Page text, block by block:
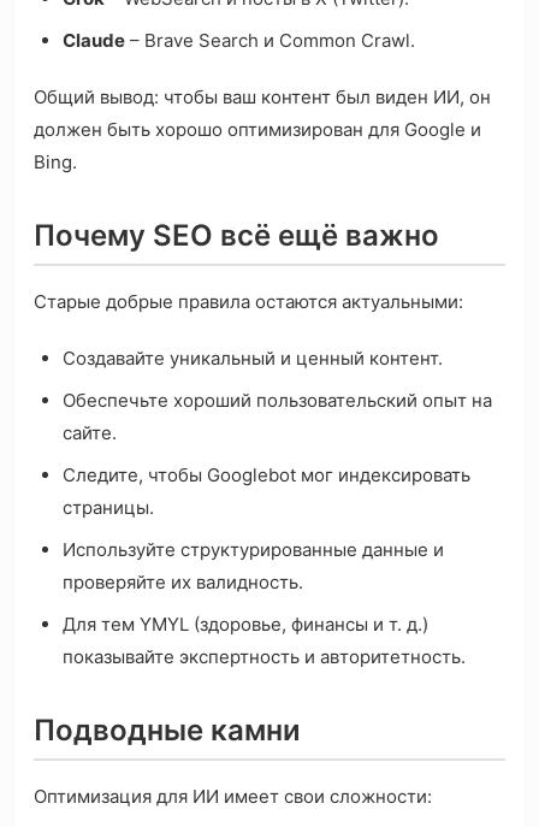
Claude – Brave Search и Common Crawl.
Общий вывод: чтобы ваш контент был виден ИИ, он
должен быть хорошо оптимизирован для Google и
Bing.
Почему SEO всё ещё важно
Старые добрые правила остаются актуальными:
Создавайте уникальный и ценный контент.
Обеспечьте хороший пользовательский опыт на
сайте.
Следите, чтобы Googlebot мог индексировать
страницы.
Используйте структурированные данные и
проверяйте их валидность.
Для тем YMYL (здоровье, финансы и т. д.)
показывайте экспертность и авторитетность.
Подводные камни
Оптимизация для ИИ имеет свои сложности: